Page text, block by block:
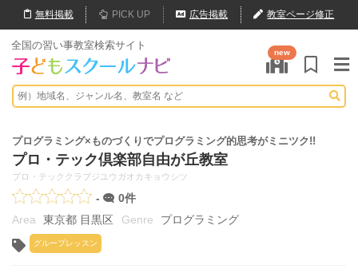
無料掲載 PICK UP 広告掲載 教室ページ修正
全国の習い事教室検索サイト
new
プログラミング×ものづくりでプログラミング的思考がミニツク!!
プロ・テック倶楽部自由が丘教室
プロ・テッククラブジユウガオカキョウシツ
-
0件
東京都 目黒区
プログラミング
グループレッスン